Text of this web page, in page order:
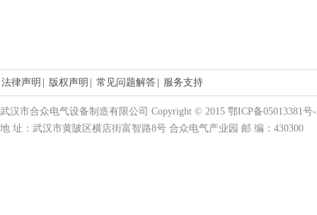
法律声明 版权声明 常见问题解答 服务支持
武汉市合众电气设备制造有限公司 Copyright © 2015 鄂ICP备05013381号
地 址：武汉市黄陂区横店街富智路8号 合众电气产业园 邮 编：430300